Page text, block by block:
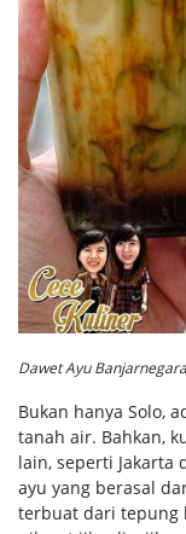
Dawet Ayu
Bukan hanya Solo,
tanah air. Bahkan,
lain, seperti Jakarta
ayu yang berasal
terbuat dari tepung